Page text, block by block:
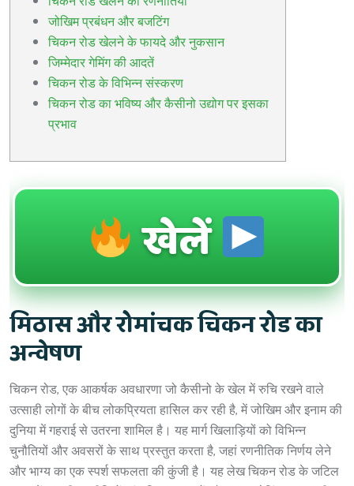
जोखिम प्रबंधन और बजटिंग
चिकन रोड खेलने के फायदे और नुकसान
जिम्मेदार गेमिंग की आदतें
चिकन रोड के विभिन्न संस्करण
चिकन रोड का भविष्य और कैसीनो उद्योग पर इसका
प्रभाव
खेलें
मिठास और रोमांचक चिकन रोड का
अन्वेषण
चिकन रोड, एक आकर्षक अवधारणा जो कैसीनो के खेल में रुचि रखने वाले
उत्साही लोगों के बीच लोकप्रियता हासिल कर रही है, में जोखिम और इनाम की
दुनिया में गहराई से उतरना शामिल है। यह मार्ग खिलाड़ियों को विभिन्न
चुनौतियों और अवसरों के साथ प्रस्तुत करता है, जहां रणनीतिक निर्णय लेने
और भाग्य का एक स्पर्श सफलता की कुंजी है। यह लेख चिकन रोड के जटिल